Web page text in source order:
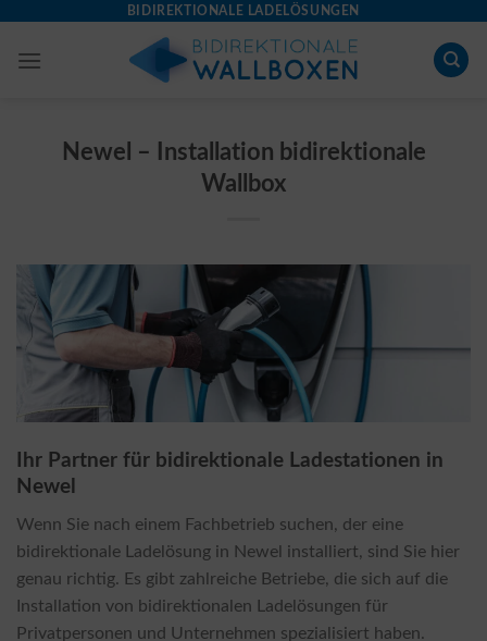
content
BIDIREKTIONALE LADELÖSUNGEN
Newel – Installation bidirektionale
Wallbox
Ihr Partner für bidirektionale Ladestationen in
Newel
Wenn Sie nach einem Fachbetrieb suchen, der eine
bidirektionale Ladelösung in Newel installiert, sind Sie hier
genau richtig. Es gibt zahlreiche Betriebe, die sich auf die
Installation von bidirektionalen Ladelösungen für
Privatpersonen und Unternehmen spezialisiert haben.